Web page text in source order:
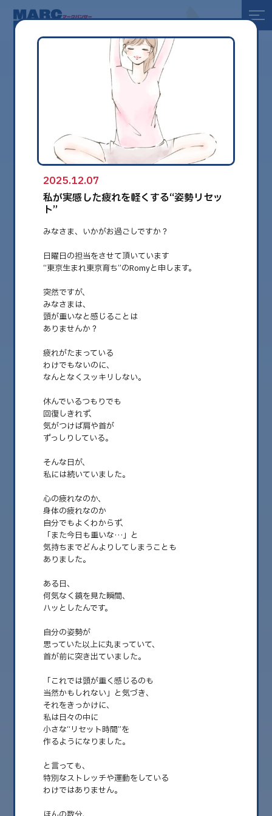
全て
健康
美容
環境
globe
2025.12.07
私が実感した疲れを軽くする“姿勢リセット”
みなさま、いかがお過ごしですか？ 日曜日の担当をさせて頂いています “東
京生まれ東京育ち”のRomy……
2026.08
2026.07
2026.06
2026.05
2026.04
2026.03
2026.02
2026.01
2025.12
2025.11
2025.10
2025.12.07
私が実感した疲れを軽くする“姿勢リセッ
ト”
みなさま、いかがお過ごしですか？
日曜日の担当をさせて頂いています
“東京生まれ東京育ち”のRomyと申します。
突然ですが、
みなさまは、
頭が重いなと感じることは
ありませんか？
疲れがたまっている
わけでもないのに、
なんとなくスッキリしない。
休んでいるつもりでも
回復しきれず、
気がつけば肩や首が
ずっしりしている。
そんな日が、
私には続いていました。
心の疲れなのか、
身体の疲れなのか
自分でもよくわからず、
「また今日も重いな…」と
気持ちまでどんよりしてしまうことも
ありました。
ある日、
何気なく鏡を見た瞬間、
ハッとしたんです。
自分の姿勢が
思っていた以上に丸まっていて、
首が前に突き出ていました。
「これでは頭が重く感じるのも
当然かもしれない」と気づき、
それをきっかけに、
私は日々の中に
小さな“リセット時間”を
作るようになりました。
と言っても、
特別なストレッチや運動をしている
わけではありません。